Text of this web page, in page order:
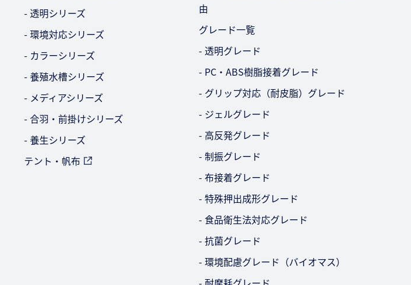
- 透明シリーズ
- 環境対応シリーズ
- カラーシリーズ
- 養殖水槽シリーズ
- メディアシリーズ
- 合羽・前掛けシリーズ
- 養生シリーズ
テント・帆布
由
グレード一覧
- 透明グレード
- PC・ABS樹脂接着グレード
- グリップ対応（耐皮脂）グレード
- ジェルグレード
- 高反発グレード
- 制振グレード
- 布接着グレード
- 特殊押出成形グレード
- 食品衛生法対応グレード
- 抗菌グレード
- 環境配慮グレード（バイオマス）